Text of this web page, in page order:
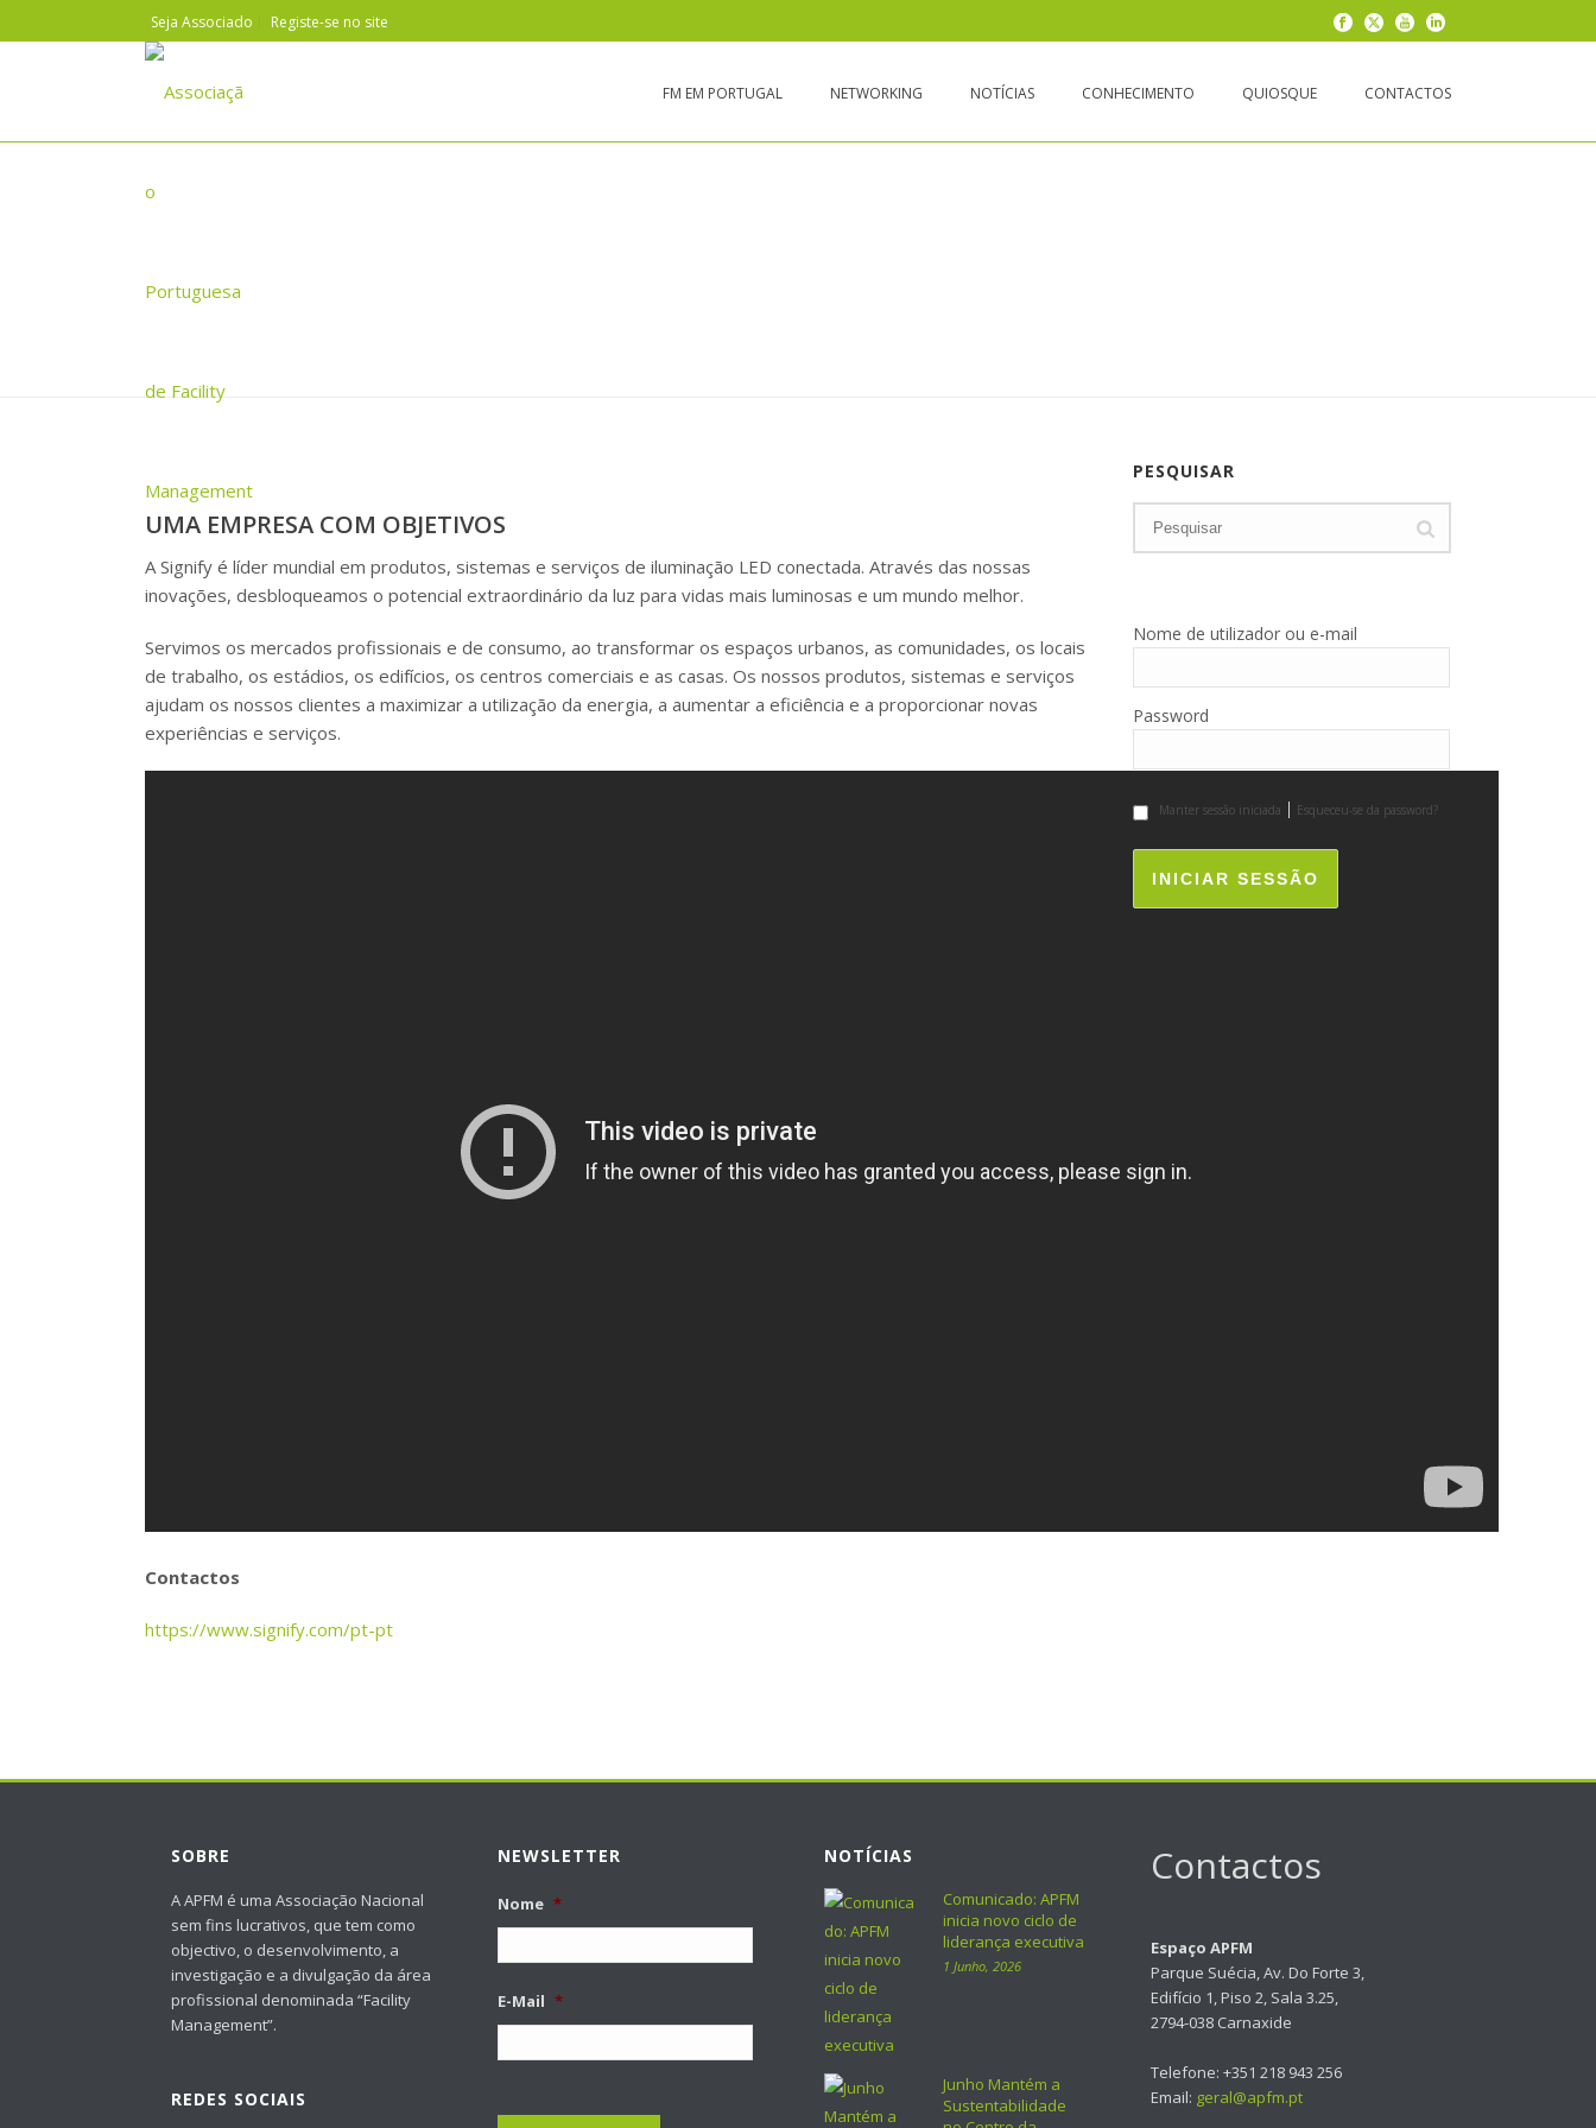
Seja Associado Registe-se no site
FM EM PORTUGAL NETWORKING NOTÍCIAS CONHECIMENTO QUIOSQUE CONTACTOS
UMA EMPRESA COM OBJETIVOS
A Signify é líder mundial em produtos, sistemas e serviços de iluminação LED conectada. Através das nossas
inovações, desbloqueamos o potencial extraordinário da luz para vidas mais luminosas e um mundo melhor.
Servimos os mercados profissionais e de consumo, ao transformar os espaços urbanos, as comunidades, os locais
de trabalho, os estádios, os edifícios, os centros comerciais e as casas. Os nossos produtos, sistemas e serviços
ajudam os nossos clientes a maximizar a utilização da energia, a aumentar a eficiência e a proporcionar novas
experiências e serviços.
Contactos
https://www.signify.com/pt-pt
PESQUISAR
Nome de utilizador ou e-mail
Password
Manter sessão iniciada Esqueceu-se da password?
INICIAR SESSÃO
SOBRE
A APFM é uma Associação Nacional
sem fins lucrativos, que tem como
objectivo, o desenvolvimento, a
investigação e a divulgação da área
profissional denominada “Facility
Management”.
REDES SOCIAIS
NEWSLETTER
Nome *
E-Mail *
NOTÍCIAS
Comunicado: APFM
inicia novo ciclo de
liderança executiva
1 Junho, 2026
Junho Mantém a
Sustentabilidade
Contactos
Espaço APFM
Parque Suécia, Av. Do Forte 3,
Edifício 1, Piso 2, Sala 3.25,
2794-038 Carnaxide
Telefone: +351 218 943 256
Email: geral@apfm.pt